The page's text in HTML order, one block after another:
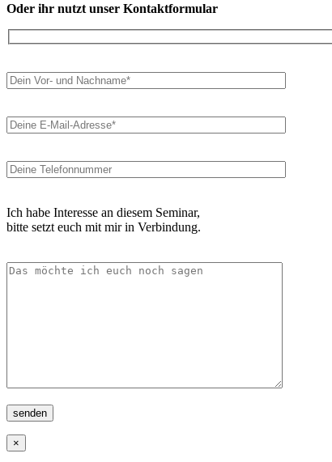
Oder ihr nutzt unser Kontaktformular
Ich habe Interesse an diesem Seminar,
bitte setzt euch mit mir in Verbindung.
senden
×